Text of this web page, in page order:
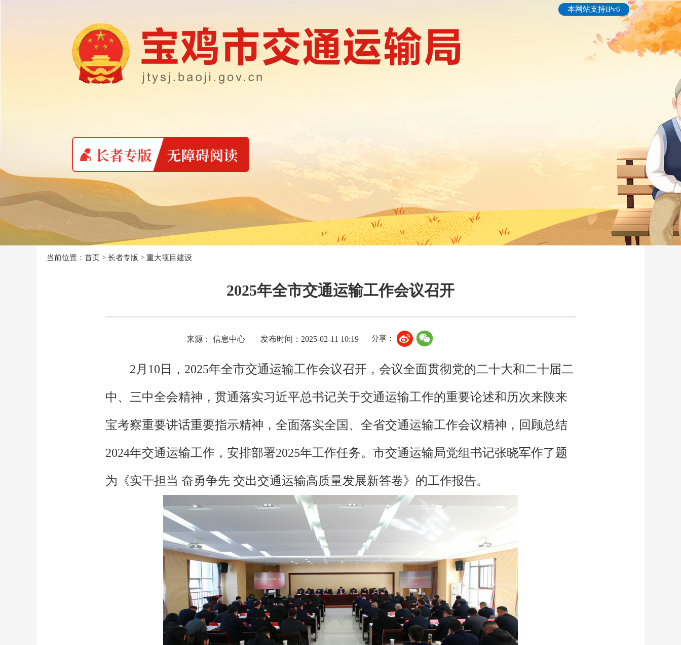
本网站支持IPv6
当前位置： 首页 > 长者专版 > 重大项目建设
2025年全市交通运输工作会议召开
来源： 信息中心 发布时间：2025-02-11 10:19 分享：
2月10日，2025年全市交通运输工作会议召开，会议全面贯彻党的二十大和二十届二
中、三中全会精神，贯通落实习近平总书记关于交通运输工作的重要论述和历次来陕来
宝考察重要讲话重要指示精神，全面落实全国、全省交通运输工作会议精神，回顾总结
2024年交通运输工作，安排部署2025年工作任务。市交通运输局党组书记张晓军作了题
为《实干担当 奋勇争先 交出交通运输高质量发展新答卷》的工作报告。